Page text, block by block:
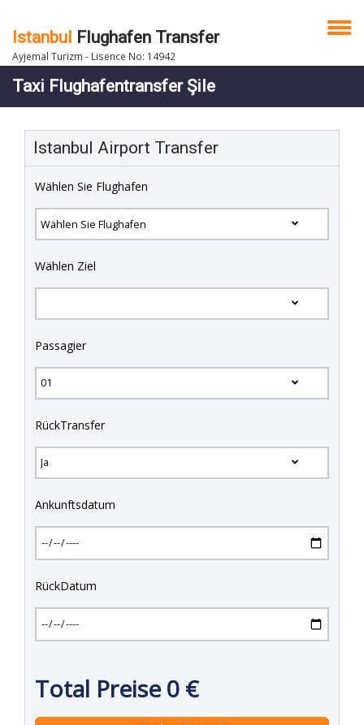
Istanbul Flughafen Transfer
Ayjemal Turizm - Lisence No: 14942
Taxi Flughafentransfer Şile
Istanbul Airport Transfer
Wählen Sie Flughafen
Wählen Ziel
Passagier
RückTransfer
Ankunftsdatum
RückDatum
Total Preise0 €